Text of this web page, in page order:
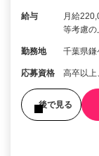
給与
月給
等考慮の
勤務地 千葉県鎌
応募資格 高卒以上
後で見る